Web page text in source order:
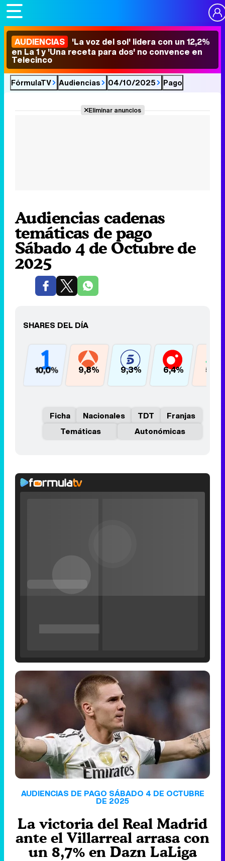
AUDIENCIAS 'La voz del sol' lidera con un 12,2%
en La 1 y 'Una receta para dos' no convence en
Telecinco
FórmulaTV Audiencias 04/10/2025 Pago
Eliminar anuncios
Audiencias cadenas
temáticas de pago
Sábado 4 de Octubre de
2025
SHARES DEL DÍA
10,0% 9,8% 9,3% 6,4%
Ficha Nacionales TDT
Franjas
Temáticas
Autonómicas
Tráiler en catalán de 'Ravalear', la nueva serie de HBO Max sobre los fondos buitre
AUDIENCIAS DE PAGO SÁBADO 4 DE OCTUBRE
DE 2025
La victoria del Real Madrid
ante el Villarreal arrasa con
un 8,7% en Dazn LaLiga